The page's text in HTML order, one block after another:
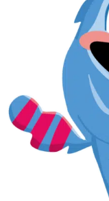
Pour
notre
de vous
vos